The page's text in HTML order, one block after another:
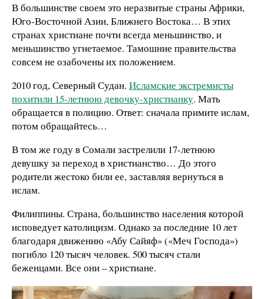
В большинстве своем это неразвитые страны Африки,
Юго-Восточной Азии, Ближнего Востока… В этих
странах христиане почти всегда меньшинство, и
меньшинство угнетаемое. Тамошние правительства
совсем не озабочены их положением.
2010 год, Северный Судан. Исламские экстремисты
похитили 15-летнюю девочку-христианку. Мать
обращается в полицию. Ответ: сначала примите ислам,
потом обращайтесь…
В том же году в Сомали застрелили 17-летнюю
девушку за переход в христианство… До этого
родители жестоко били ее, заставляя вернуться в
ислам.
Филиппины. Страна, большинство населения которой
исповедует католицизм. Однако за последние 10 лет
благодаря движению «Абу Сайяф» («Меч Господа»)
погибло 120 тысяч человек. 500 тысяч стали
беженцами. Все они – христиане.